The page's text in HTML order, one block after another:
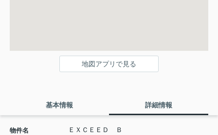
地図アプリで見る
基本情報 詳細情報
物件名 ＥＸＣＥＥＤ Ｂ